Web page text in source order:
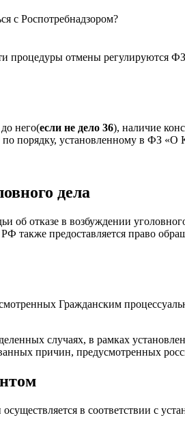
с Роспотребнадзором?
процедуры отмены регулируются
него(если не дело 36), наличие
порядку, установленному в ФЗ
дела
отказе в возбуждении
предоставляется право
Гражданским
случаях, в рамках
причин, предусмотренных
в соответствии с